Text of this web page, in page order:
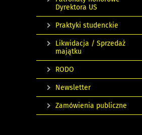
Dyrektora US
Praktyki studenckie
Likwidacja / Sprzedaż
majątku
RODO
Newsletter
Zamówienia publiczne